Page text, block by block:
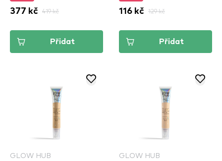
377 kč 419 kč
Přidat
116 kč 129 kč
Přidat
GLOW HUB GLOW HUB